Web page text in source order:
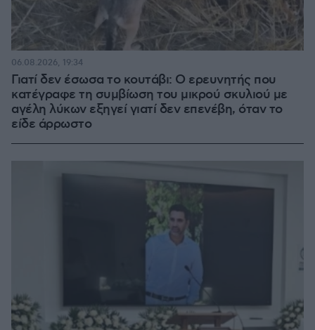
Γιατί δεν έσωσα το κουτάβι: Ο ερευνητής που
κατέγραφε τη συμβίωση του μικρού σκυλιού με
αγέλη λύκων εξηγεί γιατί δεν επενέβη, όταν το
είδε άρρωστο
06.08.2026, 19:34